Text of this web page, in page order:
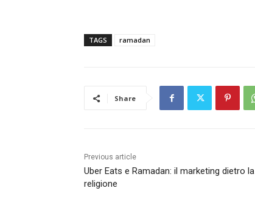
TAGS ramadan
Share
Previous article
Uber Eats e Ramadan: il marketing dietro la
religione